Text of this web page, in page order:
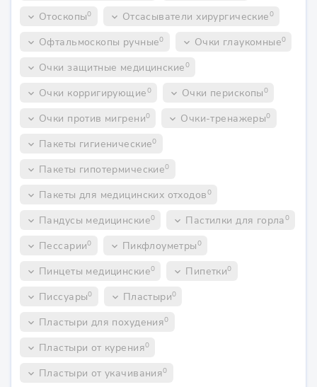
keyboard_arrow_down Отоскопы0 keyboard_arrow_down Отсасыватели хирургические0
keyboard_arrow_down Офтальмоскопы ручные0 keyboard_arrow_down Очки глаукомные0
keyboard_arrow_down Очки защитные медицинские0
keyboard_arrow_down Очки корригирующие0 keyboard_arrow_down Очки перископы0
keyboard_arrow_down Очки против мигрени0 keyboard_arrow_down Очки-тренажеры0
keyboard_arrow_down Пакеты гигиенические0
keyboard_arrow_down Пакеты гипотермические0
keyboard_arrow_down Пакеты для медицинских отходов0
keyboard_arrow_down Пандусы медицинские0 keyboard_arrow_down Пастилки для горла0
keyboard_arrow_down Пессарии0 keyboard_arrow_down Пикфлоуметры0
keyboard_arrow_down Пинцеты медицинские0 keyboard_arrow_down Пипетки0
keyboard_arrow_down Писсуары0 keyboard_arrow_down Пластыри0
keyboard_arrow_down Пластыри для похудения0
keyboard_arrow_down Пластыри от курения0
keyboard_arrow_down Пластыри от укачивания0